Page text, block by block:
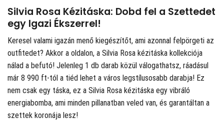
Silvia Rosa Kézitáska: Dobd fel a Szettedet
egy Igazi Ékszerrel!
Keresel valami igazán menő kiegészítőt, ami azonnal felpörgeti az
outfitedet? Akkor a oldalon, a Silvia Rosa kézitáska kollekciója
nálad a befutó! Jelenleg 1 db darab közül válogathatsz, ráadásul
már 8 990 ft-tól a tiéd lehet a város legstílusosabb darabja! Ez
nem csak egy táska, ez a Silvia Rosa kézitáska egy vibráló
energiabomba, ami minden pillanatban veled van, és garantáltan a
szettek koronája lesz!